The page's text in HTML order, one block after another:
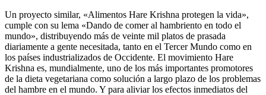
Un proyecto similar, «Alimentos Hare Krishna protegen la vida»,
cumple con su lema «Dando de comer al hambriento en todo el
mundo», distribuyendo más de veinte mil platos de prasada
diariamente a gente necesitada, tanto en el Tercer Mundo como en
los países industrializados de Occidente. El movimiento Hare
Krishna es, mundialmente, uno de los más importantes promotores
de la dieta vegetariana como solución a largo plazo de los problemas
del hambre en el mundo. Y para aliviar los efectos inmediatos del